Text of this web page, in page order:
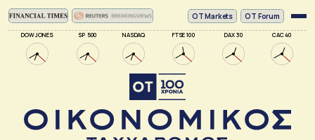
DOW JONES SP 500 NASDAQ FTSE 100 DAX 30 CAC 40
ΟΤ Markets OT Forum